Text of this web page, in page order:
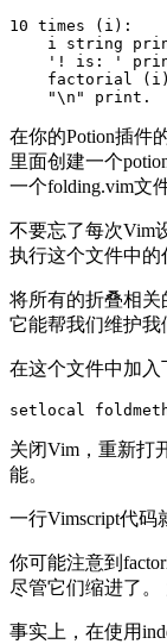
10 times (i):
i string
'! is: '
factorial
在你的Potion插件
里面创建一个
一个folding.vim文件
不要忘了每次Vim
执行这个文件中的
将所有的折叠相关
它能帮我们维护我
在这个文件中加入
关闭Vim，重新打
能。
一行Vimscript代码
你可能注意到
尽管它们缩进了。
事实上，在使用